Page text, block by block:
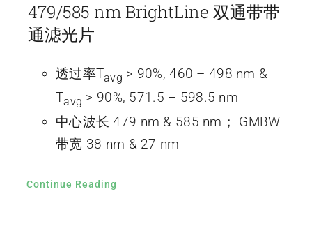
479/585 nm BrightLine 双通带带
通滤光片
透过率Tavg > 90%, 460 – 498 nm &
Tavg > 90%, 571.5 – 598.5 nm
中心波长 479 nm & 585 nm； GMBW
带宽 38 nm & 27 nm
Continue Reading